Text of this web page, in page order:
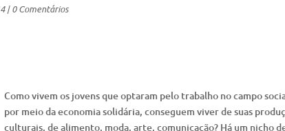
|0 Comentários
Como vivem os jovens que optaram pelo trabalho no campo
por meio da economia solidária, conseguem viver de suas
culturais, de alimento, moda, arte, comunicação? Há um nicho